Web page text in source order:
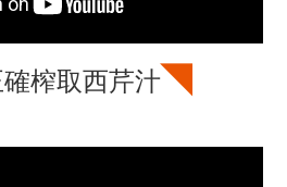
榨取西芹汁◥